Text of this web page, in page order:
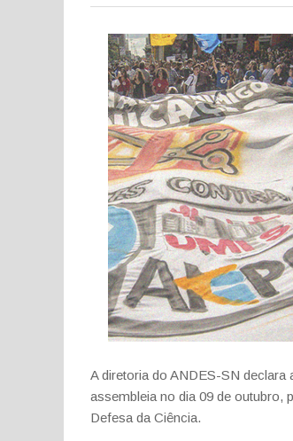
A diretoria do ANDES-SN
assembleia no dia 09 de outubro,
Defesa da Ciência.